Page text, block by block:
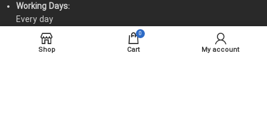
Working Days:
Every day
Working Hours:
Shop
0
Cart My account